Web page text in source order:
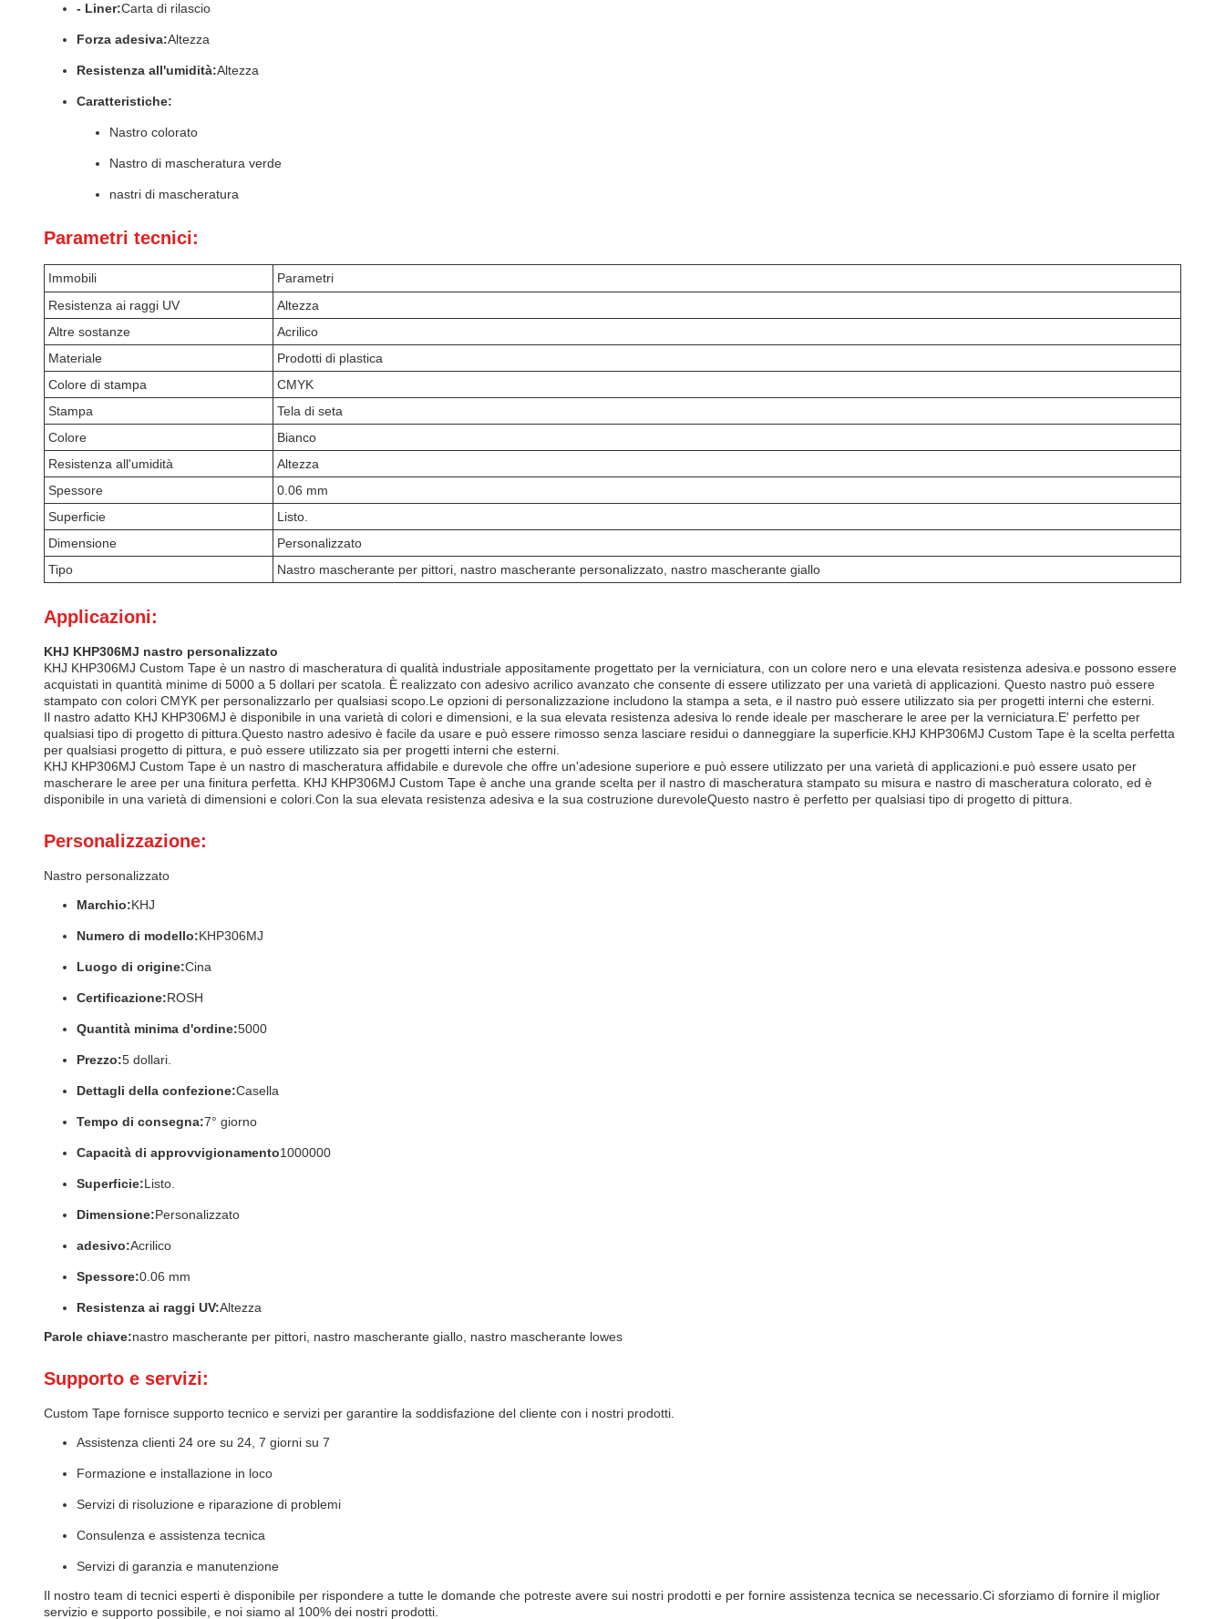
- Liner:Carta di rilascio
Forza adesiva:Altezza
Resistenza all'umidità:Altezza
Caratteristiche:
Nastro colorato
Nastro di mascheratura verde
nastri di mascheratura
Parametri tecnici:
Immobili
Parametri
Resistenza ai raggi UV
Altezza
Altre sostanze
Acrilico
Materiale
Prodotti di plastica
Colore di stampa
CMYK
Stampa
Tela di seta
Colore
Bianco
Resistenza all'umidità
Altezza
Spessore
0.06 mm
Superficie
Listo.
Dimensione
Personalizzato
Tipo
Nastro mascherante per pittori, nastro mascherante personalizzato, nastro mascherante giallo
Applicazioni:
KHJ KHP306MJ nastro personalizzato
KHJ KHP306MJ Custom Tape è un nastro di mascheratura di qualità industriale appositamente progettato per la verniciatura, con un colore nero e una elevata resistenza adesiva.e possono essere
acquistati in quantità minime di 5000 a 5 dollari per scatola. È realizzato con adesivo acrilico avanzato che consente di essere utilizzato per una varietà di applicazioni. Questo nastro può essere
stampato con colori CMYK per personalizzarlo per qualsiasi scopo.Le opzioni di personalizzazione includono la stampa a seta, e il nastro può essere utilizzato sia per progetti interni che esterni.
Il nastro adatto KHJ KHP306MJ è disponibile in una varietà di colori e dimensioni, e la sua elevata resistenza adesiva lo rende ideale per mascherare le aree per la verniciatura.E' perfetto per
qualsiasi tipo di progetto di pittura.Questo nastro adesivo è facile da usare e può essere rimosso senza lasciare residui o danneggiare la superficie.KHJ KHP306MJ Custom Tape è la scelta perfetta
per qualsiasi progetto di pittura, e può essere utilizzato sia per progetti interni che esterni.
KHJ KHP306MJ Custom Tape è un nastro di mascheratura affidabile e durevole che offre un'adesione superiore e può essere utilizzato per una varietà di applicazioni.e può essere usato per
mascherare le aree per una finitura perfetta. KHJ KHP306MJ Custom Tape è anche una grande scelta per il nastro di mascheratura stampato su misura e nastro di mascheratura colorato, ed è
disponibile in una varietà di dimensioni e colori.Con la sua elevata resistenza adesiva e la sua costruzione durevoleQuesto nastro è perfetto per qualsiasi tipo di progetto di pittura.
Personalizzazione:
Nastro personalizzato
Marchio:KHJ
Numero di modello:KHP306MJ
Luogo di origine:Cina
Certificazione:ROSH
Quantità minima d'ordine:5000
Prezzo:5 dollari.
Dettagli della confezione:Casella
Tempo di consegna:7° giorno
Capacità di approvvigionamento1000000
Superficie:Listo.
Dimensione:Personalizzato
adesivo:Acrilico
Spessore:0.06 mm
Resistenza ai raggi UV:Altezza
Parole chiave:nastro mascherante per pittori, nastro mascherante giallo, nastro mascherante lowes
Supporto e servizi:
Custom Tape fornisce supporto tecnico e servizi per garantire la soddisfazione del cliente con i nostri prodotti.
Assistenza clienti 24 ore su 24, 7 giorni su 7
Formazione e installazione in loco
Servizi di risoluzione e riparazione di problemi
Consulenza e assistenza tecnica
Servizi di garanzia e manutenzione
Il nostro team di tecnici esperti è disponibile per rispondere a tutte le domande che potreste avere sui nostri prodotti e per fornire assistenza tecnica se necessario.Ci sforziamo di fornire il miglior
servizio e supporto possibile, e noi siamo al 100% dei nostri prodotti.